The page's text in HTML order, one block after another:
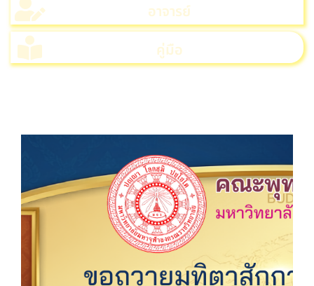
อาจารย์
คู่มือ